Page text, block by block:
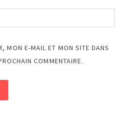
MON E-MAIL ET MON SITE DANS
COMMENTAIRE.